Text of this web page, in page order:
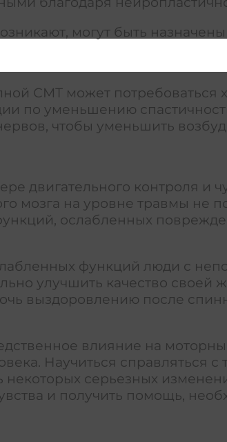
могут быть
СМТ может потребоваться
по уменьшению
чтобы уменьшить
двигательного контроля и
мозга на уровне травмы не
ослабленных
функций люди с
улучшить качество своей
выздоровлению после
влияние на
Научиться справляться
серьезных
и получить помощь,